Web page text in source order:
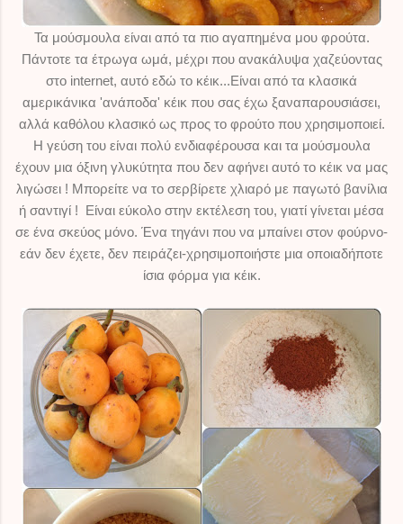
Τα μούσμουλα είναι από τα πιο αγαπημένα μου φρούτα.
Πάντοτε τα έτρωγα ωμά, μέχρι που ανακάλυψα χαζεύοντας
στο internet, αυτό εδώ το κέικ...Είναι από τα κλασικά
αμερικάνικα 'ανάποδα' κέικ που σας έχω ξαναπαρουσιάσει,
αλλά καθόλου κλασικό ως προς το φρούτο που χρησιμοποιεί.
Η γεύση του είναι πολύ ενδιαφέρουσα και τα μούσμουλα
έχουν μια όξινη γλυκύτητα που δεν αφήνει αυτό το κέικ να μας
λιγώσει ! Μπορείτε να το σερβίρετε χλιαρό με παγωτό βανίλια
ή σαντιγί ! Είναι εύκολο στην εκτέλεση του, γιατί γίνεται μέσα
σε ένα σκεύος μόνο. Ένα τηγάνι που να μπαίνει στον φούρνο-
εάν δεν έχετε, δεν πειράζει-χρησιμοποιήστε μια οποιαδήποτε
ίσια φόρμα για κέικ.